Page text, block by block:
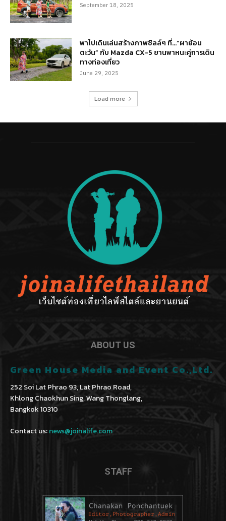
September 18, 2025
พาไปเดินเล่นสร้างภาพชิลล์ๆ ที่…“ผาย้อน
ตะวัน” กับ Mazda CX-5 ยานพาหนะคู่การเดิน
ทางท่องเที่ยว
June 29, 2025
Load more
ABOUT US
Green House Media and Event Co.,Ltd.
252 Soi Lat Phrao 93, Lat Phrao Road,
Khlong Chaokhun Sing, Wang Thonglang,
Bangkok 10310
Contact us:news@joinalife.com
STAFF